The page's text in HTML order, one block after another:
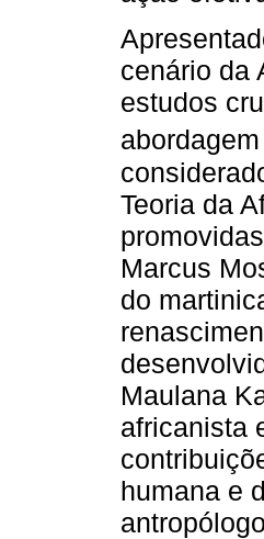
cenário da
estudos
Teoria da
Marcus
do
Maulana
africanista
humana e